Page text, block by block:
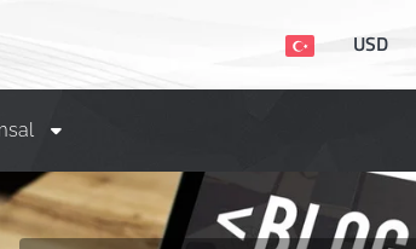
USD